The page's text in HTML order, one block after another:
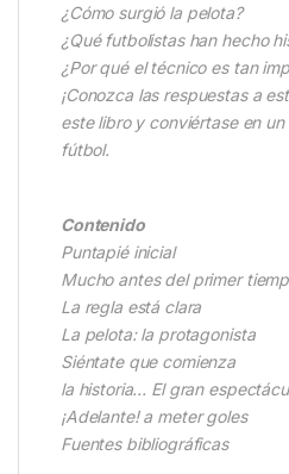
¿Cómo surgió la pelota?
¿Qué futbolistas han hecho
¿Por qué el técnico es tan
¡Conozca las respuestas a
este libro y conviértase en
fútbol.
Contenido
Puntapié inicial
Mucho antes del primer
La regla está clara
La pelota: la protagonista
Siéntate que comienza
la historia… El gran
¡Adelante! a meter goles
Fuentes bibliográficas